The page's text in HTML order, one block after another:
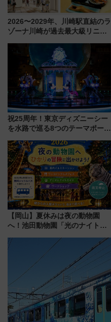
2026〜2029年、川崎駅直結のラ
ゾーナ川崎が過去最大級リニュ
「いつから何が変わるか」徹底
解説！
祝25周年！東京ディズニーシー
を水路で巡る8つのテーマポート
【岡山】夏休みは夜の動物園
へ！池田動物園「光のナイトズ
な夜